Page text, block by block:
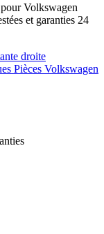
Volkswagen
et garanties 24
droite
Pièces Volkswagen